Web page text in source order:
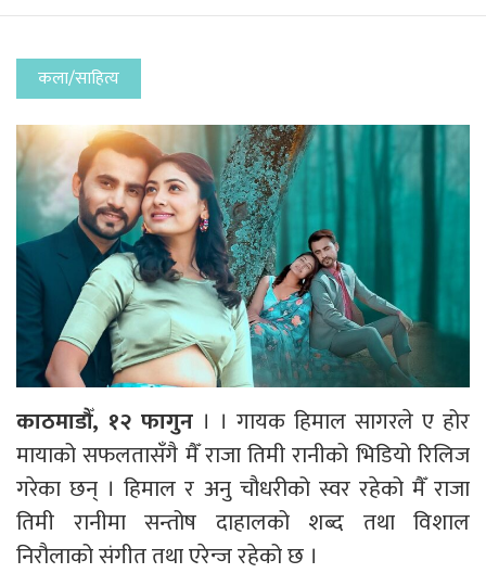
कला/साहित्य
काठमाडौँ, १२ फागुन । । गायक हिमाल सागरले ए होर
मायाको सफलतासँगै मैँ राजा तिमी रानीको भिडियो रिलिज
गरेका छन् । हिमाल र अनु चौधरीको स्वर रहेको मैँ राजा
तिमी रानीमा सन्तोष दाहालको शब्द तथा विशाल
निरौलाको संगीत तथा एरेन्ज रहेको छ ।